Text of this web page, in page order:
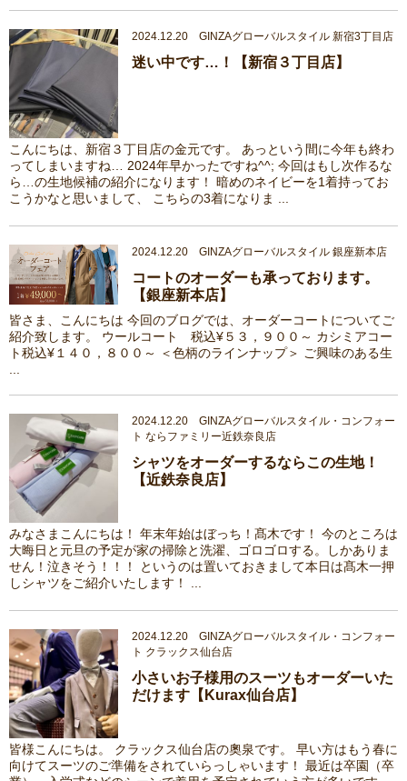
2024.12.20 GINZAグローバルスタイル 新宿3丁目店
迷い中です…！【新宿３丁目店】
こんにちは、新宿３丁目店の金元です。 あっという間に今年も終わ
ってしまいますね… 2024年早かったですね^^; 今回はもし次作るな
ら…の生地候補の紹介になります！ 暗めのネイビーを1着持ってお
こうかなと思いまして、 こちらの3着になりま ...
2024.12.20 GINZAグローバルスタイル 銀座新本店
コートのオーダーも承っております。
【銀座新本店】
皆さま、こんにちは 今回のブログでは、オーダーコートについてご
紹介致します。 ウールコート 税込¥５３，９００～ カシミアコー
ト税込¥１４０，８００～ ＜色柄のラインナップ＞ ご興味のある生
2024.12.20 GINZAグローバルスタイル・コンフォー
ト ならファミリー近鉄奈良店
シャツをオーダーするならこの生地！
【近鉄奈良店】
みなさまこんにちは！ 年末年始はぼっち！髙木です！ 今のところは
大晦日と元旦の予定が家の掃除と洗濯、ゴロゴロする。しかありま
せん！泣きそう！！！ というのは置いておきまして本日は髙木一押
しシャツをご紹介いたします！ ...
2024.12.20 GINZAグローバルスタイル・コンフォー
ト クラックス仙台店
小さいお子様用のスーツもオーダーいた
だけます【Kurax仙台店】
皆様こんにちは。 クラックス仙台店の奧泉です。 早い方はもう春に
向けてスーツのご準備をされていらっしゃいます！ 最近は卒園（卒